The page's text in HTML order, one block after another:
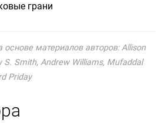
грани
основе материалов авторов: Allison
S. Smith, Andrew Williams, Mufaddal
Priday